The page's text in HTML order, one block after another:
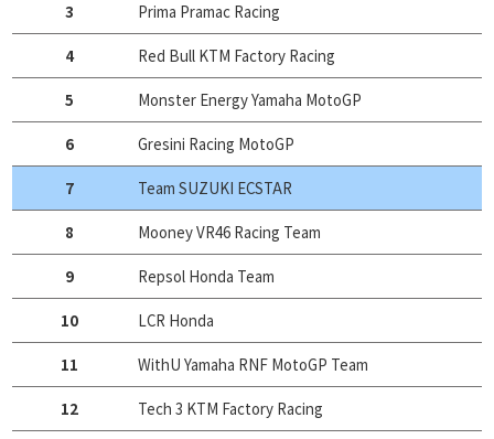
3 Prima Pramac Racing
4 Red Bull KTM Factory Racing
5 Monster Energy Yamaha MotoGP
6 Gresini Racing MotoGP
7 Team SUZUKI ECSTAR
8 Mooney VR46 Racing Team
9 Repsol Honda Team
10 LCR Honda
11 WithU Yamaha RNF MotoGP Team
12 Tech 3 KTM Factory Racing